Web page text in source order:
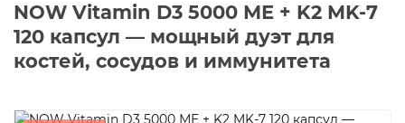
NOW Vitamin D3 5000 МЕ + K2 MK-7
120 капсул — мощный дуэт для
костей, сосудов и иммунитета